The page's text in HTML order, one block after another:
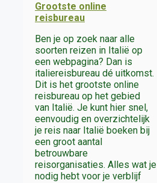
Grootste online
reisbureau
Ben je op zoek naar alle
soorten reizen in Italië op
een webpagina? Dan is
italiereisbureau dé uitkomst.
Dit is het grootste online
reisbureau op het gebied
van Italië. Je kunt hier snel,
eenvoudig en overzichtelijk
je reis naar Italië boeken bij
een groot aantal
betrouwbare
reisorganisaties. Alles wat je
nodig hebt voor je verblijf